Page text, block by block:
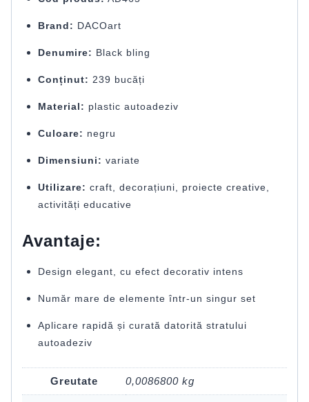
Brand: DACOart
Denumire: Black bling
Conținut: 239 bucăți
Material: plastic autoadeziv
Culoare: negru
Dimensiuni: variate
Utilizare: craft, decorațiuni, proiecte creative,
activități educative
Avantaje:
Design elegant, cu efect decorativ intens
Număr mare de elemente într-un singur set
Aplicare rapidă și curată datorită stratului
autoadeziv
Greutate 0,0086800 kg